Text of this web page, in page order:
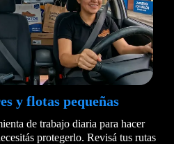
y flotas pequeñas
de trabajo diaria para hacer
protegerlo. Revisá tus rutas